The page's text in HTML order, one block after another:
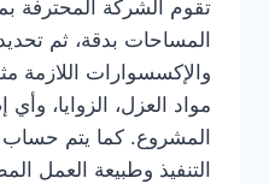
تقوم الشركة المحترفة
المساحات بدقة، ثم
والإكسسوارات اللازمة
مواد العزل، الزوايا،
المشروع. كما يتم حساب
التنفيذ وطبيعة العمل